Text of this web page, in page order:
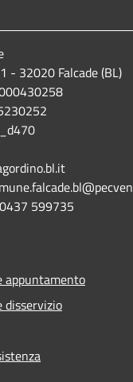
- 32020 Falcade (BL)
599735
appuntamento
disservizio